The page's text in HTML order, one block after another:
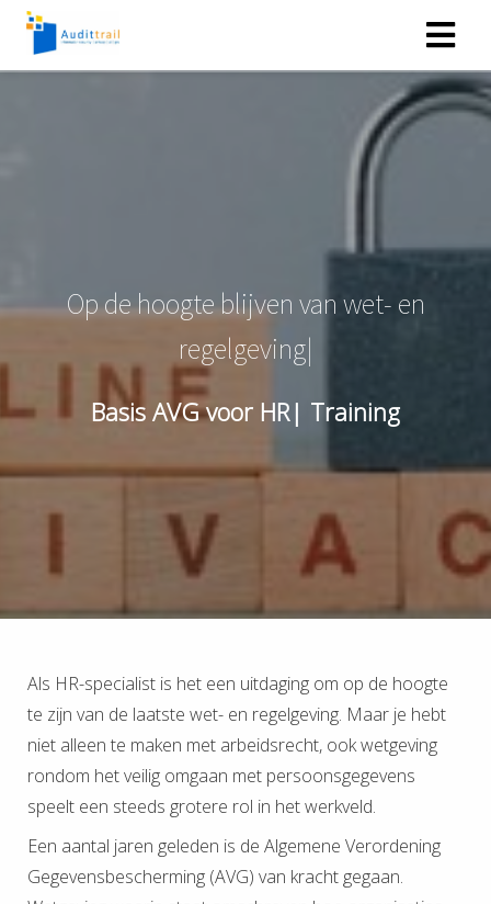
Opdehoogteblijven van wet- en
regelgeving
Basis AVG voor HR| Training
Als HR-specialist is het een uitdaging om op de hoogte
te zijn van de laatste wet- en regelgeving. Maar je hebt
niet alleen te maken met arbeidsrecht, ook wetgeving
rondom het veilig omgaan met persoonsgegevens
speelt een steeds grotere rol in het werkveld.
Een aantal jaren geleden is de Algemene Verordening
Gegevensbescherming (AVG) van kracht gegaan.